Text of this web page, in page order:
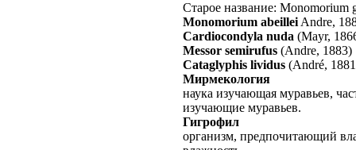
Старое название: Monomorium
Monomorium abeilleiAndre,
Cardiocondyla nuda (Mayr,
Messor semirufus (Andre, 1883)
Cataglyphis lividus (André,
Мирмекология
наука изучающая муравьев,
изучающие муравьев.
Гигрофил
организм, предпочитающий